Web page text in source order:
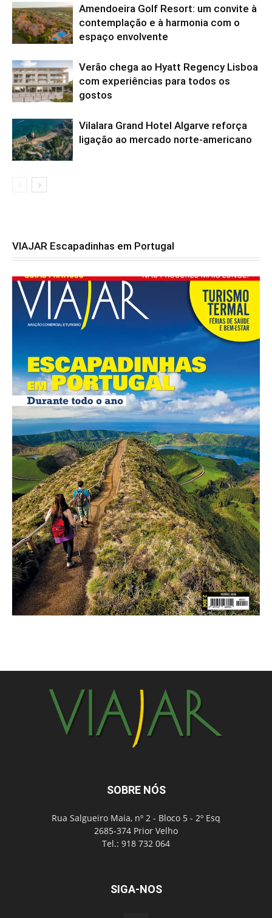
Amendoeira Golf Resort: um convite à
contemplação e à harmonia com o
espaço envolvente
Verão chega ao Hyatt Regency Lisboa
com experiências para todos os
gostos
Vilalara Grand Hotel Algarve reforça
ligação ao mercado norte-americano
VIAJAR Escapadinhas em Portugal
SOBRE NÓS
Rua Salgueiro Maia, nº 2 - Bloco 5 - 2º Esq
2685-374 Prior Velho
Tel.: 918 732 064
SIGA-NOS